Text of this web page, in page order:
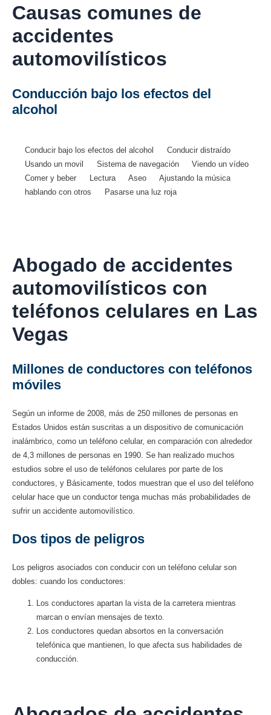
Causas comunes de
accidentes
automovilísticos
Conducción bajo los efectos del
alcohol
Conducir bajo los efectos del alcohol
Conducir distraído
Usando un movil
Sistema de navegación
Viendo un vídeo
Comer y beber
Lectura Aseo
Ajustando la música
hablando con otros
Pasarse una luz roja
Abogado de accidentes
automovilísticos con
teléfonos celulares en Las
Vegas
Millones de conductores con teléfonos
móviles
Según un informe de 2008, más de 250 millones de personas en
Estados Unidos están suscritas a un dispositivo de comunicación
inalámbrico, como un teléfono celular, en comparación con alrededor
de 4,3 millones de personas en 1990. Se han realizado muchos
estudios sobre el uso de teléfonos celulares por parte de los
conductores, y Básicamente, todos muestran que el uso del teléfono
celular hace que un conductor tenga muchas más probabilidades de
sufrir un accidente automovilístico.
Dos tipos de peligros
Los peligros asociados con conducir con un teléfono celular son
dobles: cuando los conductores:
Los conductores apartan la vista de la carretera mientras
marcan o envían mensajes de texto.
Los conductores quedan absortos en la conversación
telefónica que mantienen, lo que afecta sus habilidades de
conducción.